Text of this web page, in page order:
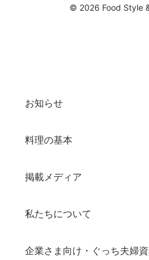
© 2026 Food Style
お知らせ
料理の基本
掲載メディア
私たちについて
企業さま向け・ぐっち夫婦資